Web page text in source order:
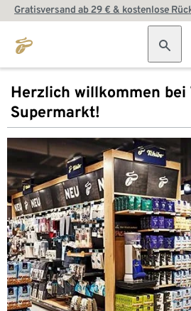
Gratisversand ab 29 € & kostenlose
Herzlich willkommen bei
Supermarkt!